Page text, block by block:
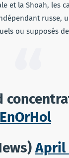
et la Shoah, les
russe,
ou supposés de
April